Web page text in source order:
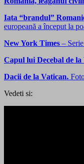
Iata “brandul”
europeană a început la
New York Times –
Capul lui Decebal de
Dacii de la Vatican.
Vedeti si: